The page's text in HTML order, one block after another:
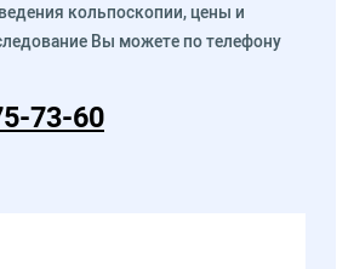
кольпоскопии, цены и
Вы можете по телефону
73-60